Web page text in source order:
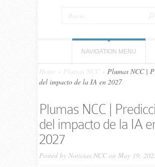
NAVIGATION MENU
Home Plumas NCC
Plumas NCC |
del impacto de la IA en 2027
Plumas NCC |
del impacto de la IA
2027
Posted by Noticias NCCon May 19,